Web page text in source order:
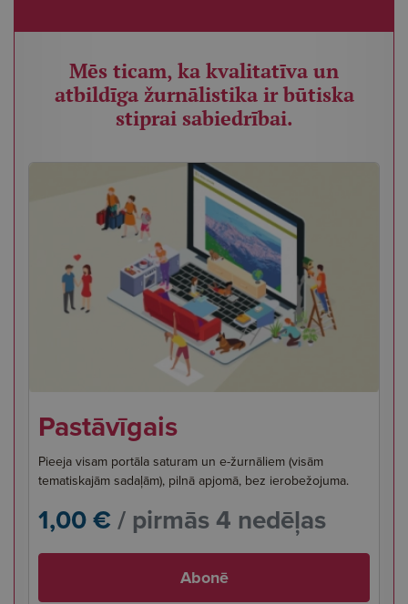
Mēs ticam, ka kvalitatīva un
atbildīga žurnālistika ir būtiska
stiprai sabiedrībai.
Pastāvīgais
Pieeja visam portāla saturam un e-žurnāliem (visām
tematiskajām sadaļām), pilnā apjomā, bez ierobežojuma.
1,00 € / pirmās 4 nedēļas
Abonē